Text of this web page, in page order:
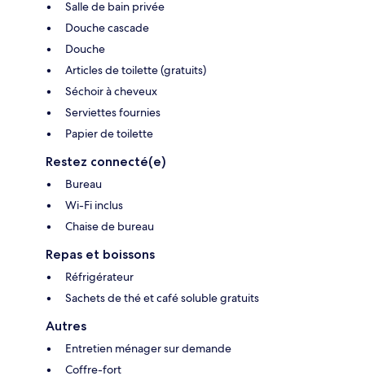
Salle de bain privée
Douche cascade
Douche
Articles de toilette (gratuits)
Séchoir à cheveux
Serviettes fournies
Papier de toilette
Restez connecté(e)
Bureau
Wi-Fi inclus
Chaise de bureau
Repas et boissons
Réfrigérateur
Sachets de thé et café soluble gratuits
Autres
Entretien ménager sur demande
Coffre-fort